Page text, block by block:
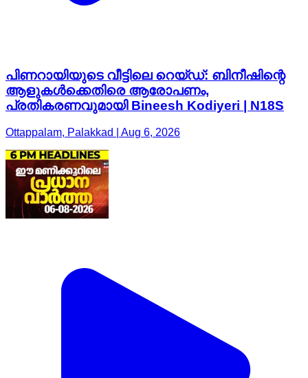
പിണറായിയുടെ വീട്ടിലെ റെയ്ഡ്: ബിനീഷിന്റെ
ആളുകൾക്കെതിരെ ആരോപണം,
പ്രതികരണവുമായി Bineesh Kodiyeri | N18S
Ottappalam, Palakkad | Aug 6, 2026